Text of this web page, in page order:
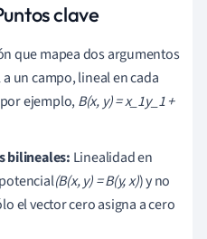
clave
que mapea dos argumentos
un campo, lineal en cada
ejemplo,B(x, y) = x_1y_1 +
bilineales: Linealidad en
(B(x, y) = B(y, x)) y no
el vector cero asigna a cero